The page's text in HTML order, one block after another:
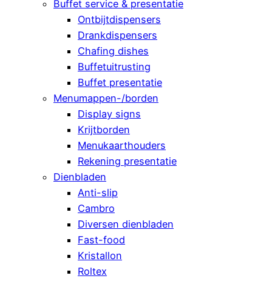
Buffet service & presentatie
Ontbijtdispensers
Drankdispensers
Chafing dishes
Buffetuitrusting
Buffet presentatie
Menumappen-/borden
Display signs
Krijtborden
Menukaarthouders
Rekening presentatie
Dienbladen
Anti-slip
Cambro
Diversen dienbladen
Fast-food
Kristallon
Roltex